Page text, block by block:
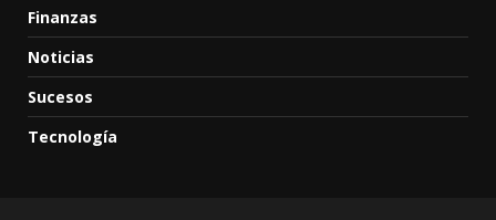
Finanzas
Noticias
Sucesos
Tecnología